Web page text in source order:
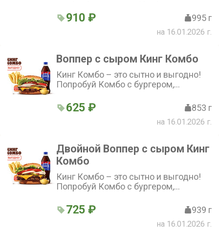
соусом на выбор по отличной цене!
910 ₽ 995 г
на 16.01.2026 г.
Воппер с сыром Кинг Комбо
Кинг Комбо – это сытно и выгодно!
Попробуй Комбо с бургером,
соусом на выбор по отличной цене!
625 ₽ 853 г
на 16.01.2026 г.
Двойной Воппер с сыром Кинг
Комбо
Кинг Комбо – это сытно и выгодно!
Попробуй Комбо с бургером,
соусом на выбор по отличной цене!
725 ₽ 939 г
на 16.01.2026 г.